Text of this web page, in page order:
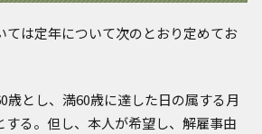
ては定年について次のとおり定めてお
歳とし、満60歳に達した日の属する月
する。但し、本人が希望し、解雇事由